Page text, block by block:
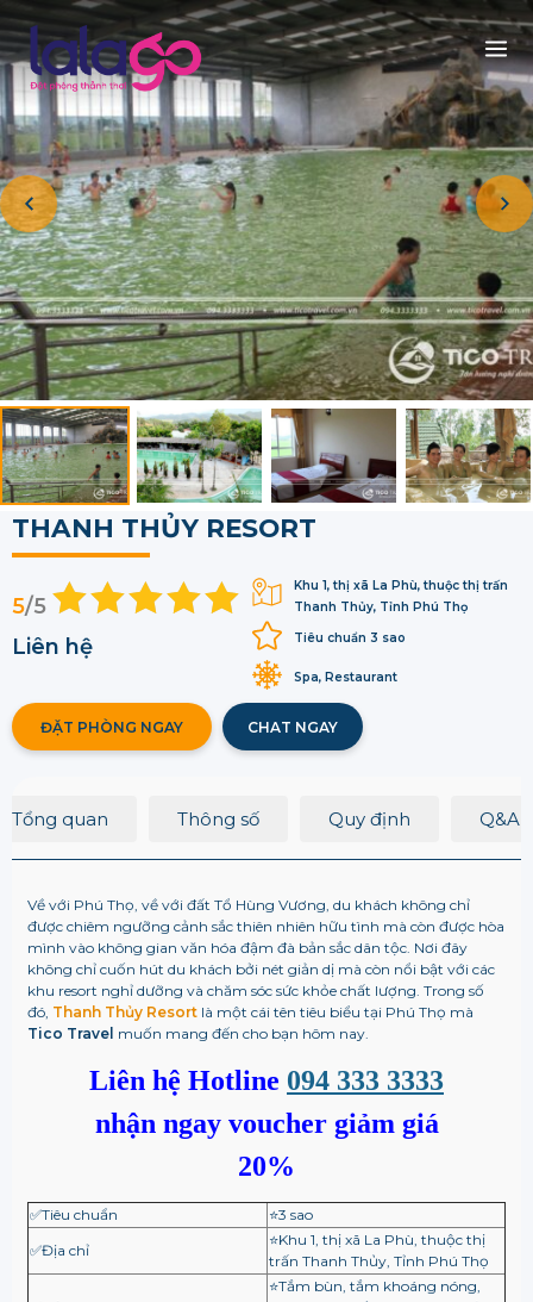
THANH THỦY RESORT
Khu 1, thị xã La Phù, thuộc thị trấn
Thanh Thủy, Tỉnh Phú Thọ
Tiêu chuẩn 3 sao
Spa, Restaurant
5/5
Liên hệ
ĐẶT PHÒNG NGAY CHAT NGAY
Tổng quan Thông số Quy định Q&A
Về với Phú Thọ, về với đất Tổ Hùng Vương, du khách không chỉ
được chiêm ngưỡng cảnh sắc thiên nhiên hữu tình mà còn được hòa
mình vào không gian văn hóa đậm đà bản sắc dân tộc. Nơi đây
không chỉ cuốn hút du khách bởi nét giản dị mà còn nổi bật với các
khu resort nghỉ dưỡng và chăm sóc sức khỏe chất lượng. Trong số
đó, Thanh Thủy Resortlà một cái tên tiêu biểu tại Phú Thọ mà
Tico Travel muốn mang đến cho bạn hôm nay.
Liên hệ Hotline 094 333 3333
nhận ngay voucher giảm giá
20%
✅Tiêu chuẩn
⭐3 sao
✅Địa chỉ
⭐Khu 1, thị xã La Phù, thuộc thị
trấn Thanh Thủy, Tỉnh Phú Thọ
⭐Tắm bùn, tắm khoáng nóng,